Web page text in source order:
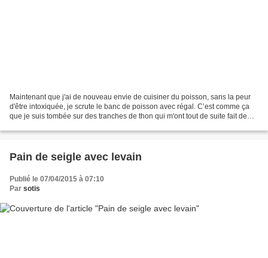
Maintenant que j'ai de nouveau envie de cuisiner du poisson, sans la peur
d'être intoxiquée, je scrute le banc de poisson avec régal. C’est comme ça
que je suis tombée sur des tranches de thon qui m'ont tout de suite fait de
Pain de seigle avec levain
Publié le 07/04/2015 à 07:10
Par sotis